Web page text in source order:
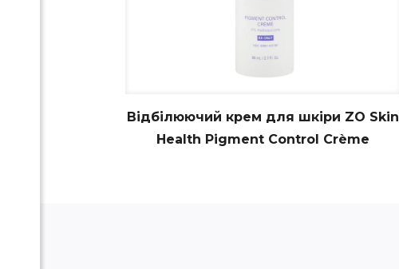
Відбілюючий крем для шкіри ZO Skin
Health Pigment Control Crème